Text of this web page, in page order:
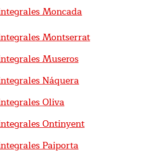
Moncada
Montserrat
Museros
Náquera
Oliva
Ontinyent
Paiporta